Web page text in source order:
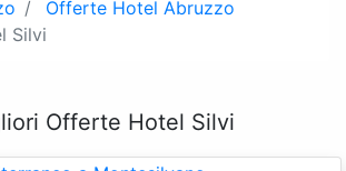
Offerte Hotel Abruzzo
Silvi
Offerte Hotel Silvi